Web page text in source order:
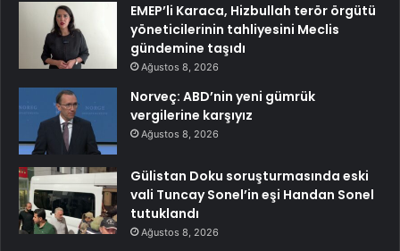
EMEP’li Karaca, Hizbullah terör örgütü
yöneticilerinin tahliyesini Meclis
gündemine taşıdı
Ağustos 8, 2026
Norveç: ABD’nin yeni gümrük
vergilerine karşıyız
Ağustos 8, 2026
Gülistan Doku soruşturmasında eski
vali Tuncay Sonel’in eşi Handan Sonel
tutuklandı
Ağustos 8, 2026